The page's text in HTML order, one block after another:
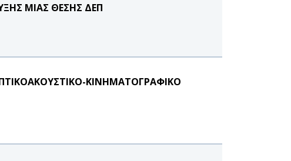
ΜΙΑΣ ΘΕΣΗΣ ΔΕΠ
ΚΙΝΗΜΑΤΟΓΡΑΦΙΚΟ